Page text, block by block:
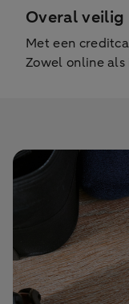
Overal veilig
Met een
Zowel online